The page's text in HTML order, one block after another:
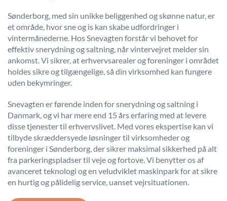
Sønderborg, med sin unikke beliggenhed og skønne natur, er
et område, hvor sne og is kan skabe udfordringer i
vintermånederne. Hos Snevagten forstår vi behovet for
effektiv snerydning og saltning, når vintervejret melder sin
ankomst. Vi sikrer, at erhvervsarealer og foreninger i området
holdes sikre og tilgængelige, så din virksomhed kan fungere
uden bekymringer.
Snevagten er førende inden for snerydning og saltning i
Danmark, og vi har mere end 15 års erfaring med at levere
disse tjenester til erhvervslivet. Med vores ekspertise kan vi
tilbyde skræddersyede løsninger til virksomheder og
foreninger i Sønderborg, der sikrer maksimal sikkerhed på alt
fra parkeringspladser til veje og fortove. Vi benytter os af
avanceret teknologi og en veludviklet maskinpark for at sikre
en hurtig og pålidelig service, uanset vejrsituationen.